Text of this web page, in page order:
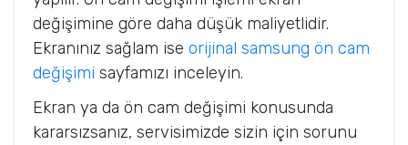
değişimine göre daha düşük maliyetlidir.
Ekranınız sağlam ise orijinal samsung ön cam
değişimi sayfamızı inceleyin.
Ekran ya da ön cam değişimi konusunda
kararsızsanız, servisimizde sizin için sorunu